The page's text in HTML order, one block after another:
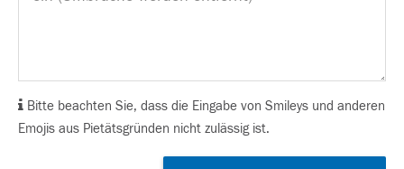
Bitte beachten Sie, dass die Eingabe von Smileys und anderen
Emojis aus Pietätsgründen nicht zulässig ist.